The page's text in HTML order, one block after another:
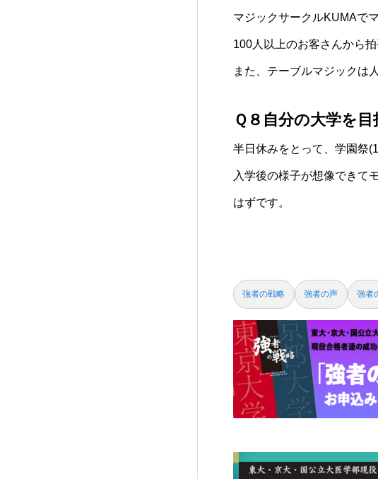
マジックサークルKUMAで
100人以上のお客さんから
また、テーブルマジックは
Ｑ８自分の大学を
半日休みをとって、学園祭
入学後の様子が想像できて
はずです。
強者の戦略 強者の声 強者